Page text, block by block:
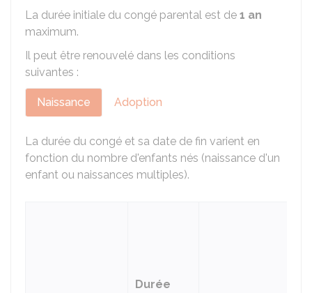
La durée initiale du congé parental est de 1 an
maximum.
Il peut être renouvelé dans les conditions
suivantes :
Naissance Adoption
La durée du congé et sa date de fin varient en
fonction du nombre d'enfants nés (naissance d'un
enfant ou naissances multiples).
Durée